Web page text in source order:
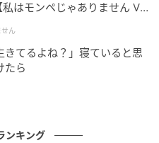
わりの中で多くの出来事
行動が思い通りにいか
れでも、その経験から相
するようになります。困
少しずつ広がっていくの
まります。つまずきの経
はモンペじゃありません Vo
せん
てるよね？」寝ていると思
たら
ンキング